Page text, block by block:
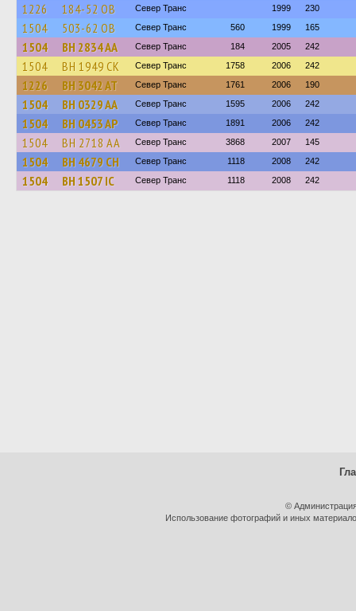
1226 184-52 ОВ Север Транс 1999 230
1504 503-62 ОВ Север Транс 560 1999 165
1504 BH 2834 AA Север Транс 184 2005 242
1504 BH 1949 CK Север Транс 1758 2006 242
1226 BH 3042 AT Север Транс 1761 2006 190
1504 BH 0329 AA Север Транс 1595 2006 242
1504 BH 0453 AP Север Транс 1891 2006 242
1504 BH 2718 AA Север Транс 3868 2007 145
1504 BH 4679 CH Север Транс 1118 2008 242
1504 BH 1507 IC Север Транс 1118 2008 242
©
Использование фотографий и иных